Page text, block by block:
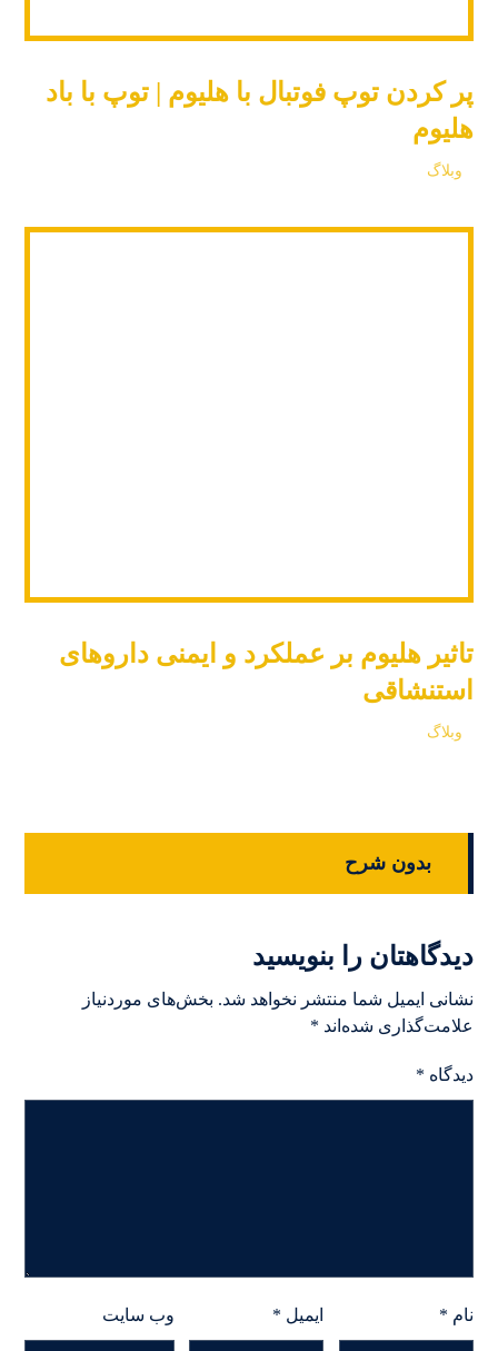
پر کردن توپ فوتبال با هلیوم | توپ با باد
هلیوم
وبلاگ
تاثیر هلیوم بر عملکرد و ایمنی داروهای
استنشاقی
وبلاگ
بدون شرح
دیدگاهتان را بنویسید
نشانی ایمیل شما منتشر نخواهد شد. بخش‌های موردنیاز
علامت‌گذاری شده‌اند *
دیدگاه *
نام * ایمیل * وب‌ سایت